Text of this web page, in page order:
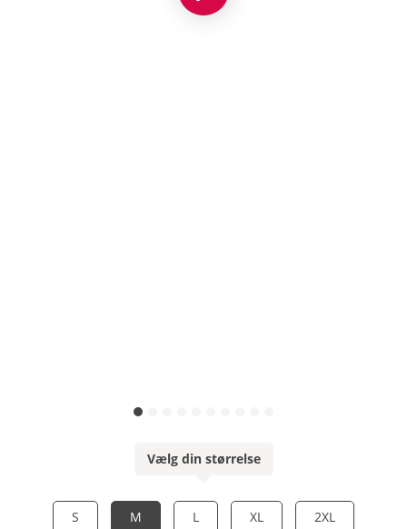
Vælg din størrelse
S M L XL 2XL